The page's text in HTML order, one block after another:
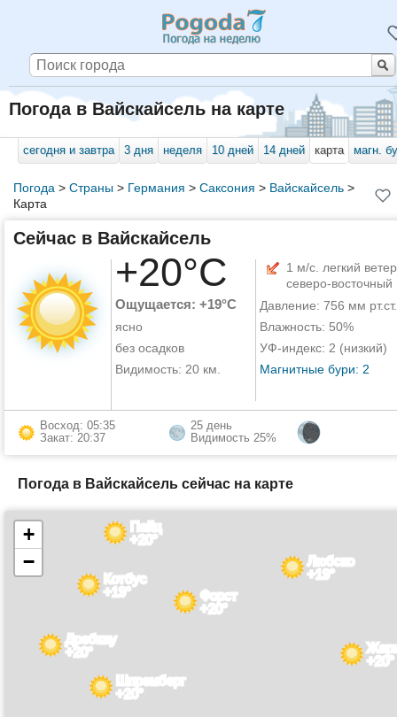
Погода в Вайскайсель на карте
сегодня и завтра 3 дня неделя 10 дней 14 дней карта магн.
Погода > Страны> Германия > Саксония > Вайскайсель>
Карта
Сейчас в Вайскайсель
+20°C
Ощущается: +19°C
ясно
без осадков
Видимость: 20 км.
1 м/с. легкий
северо-восточный
Давление: 756 мм рт.ст.
Влажность: 50%
УФ-индекс: 2 (низкий)
Магнитные бури: 2
Восход: 05:35
Закат: 20:37
25 день
Видимость 25%
Погода в Вайскайсель сейчас на карте
Котбус
+19°
+20°
Шпремберг
+20°
Любско
+19°
Форст
+20°
Дребкау
+20°
Пайц
+20°
+
−